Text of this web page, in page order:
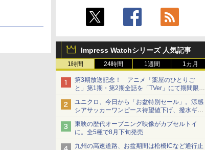
Impress Watchシリーズ 人気記事
1時間 24時間 1週間 1カ月
第3期放送記念！ アニメ「薬屋のひとりご
と」第1期・第2期全話を「TVer」にて期間限定
で順次無料配信開始
ユニクロ、今日から「お盆特別セール」。涼感
シアサッカーワンピース待望値下げ、撥水ギア
ショーツは1990円に
東映の歴代オープニング映像がカプセルトイ
に。全5種で8月下旬発売
九州の高速道路、お盆期間は松橋ICなど通行止